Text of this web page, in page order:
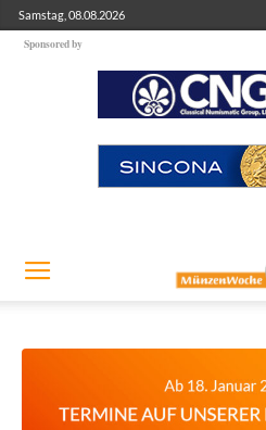
Samstag, 08.08.2026
Sponsored by